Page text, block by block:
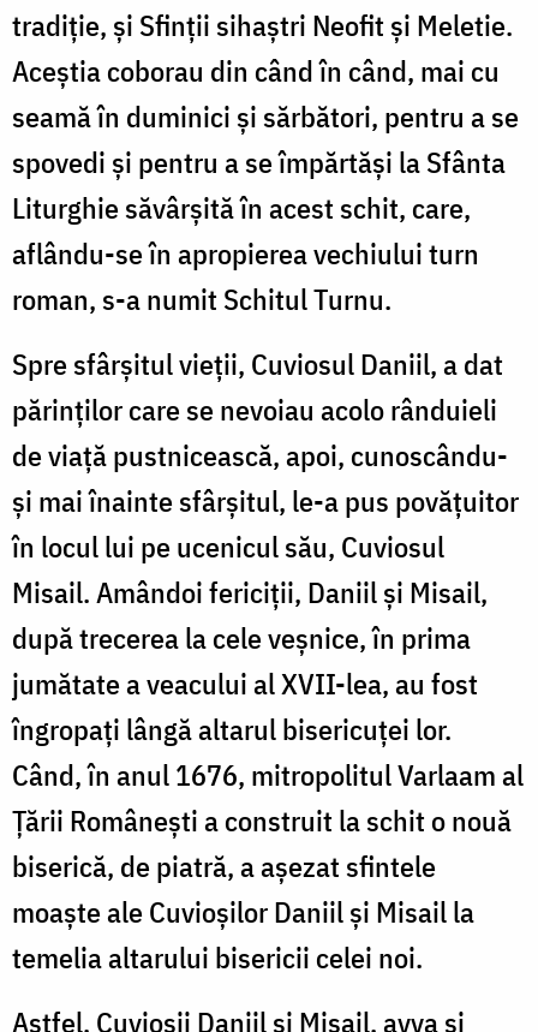
tradiţie, şi Sfinţii sihaştri Neofit şi Meletie.
Aceştia coborau din când în când, mai cu
seamă în duminici şi sărbători, pentru a se
spovedi şi pentru a se împărtăşi la Sfânta
Liturghie săvârşită în acest schit, care,
aflându-se în apropierea vechiului turn
roman, s-a numit Schitul Turnu.
Spre sfârşitul vieţii, Cuviosul Daniil, a dat
părinţilor care se nevoiau acolo rânduieli
de viaţă pustnicească, apoi, cunoscându-
şi mai înainte sfârşitul, le-a pus povăţuitor
în locul lui pe ucenicul său, Cuviosul
Misail. Amândoi fericiţii, Daniil şi Misail,
după trecerea la cele veşnice, în prima
jumătate a veacului al XVII-lea, au fost
îngropaţi lângă altarul bisericuţei lor.
Când, în anul 1676, mitropolitul Varlaam al
Ţării Româneşti a construit la schit o nouă
biserică, de piatră, a aşezat sfintele
moaşte ale Cuvioşilor Daniil şi Misail la
temelia altarului bisericii celei noi.
Astfel, Cuvioşii Daniil şi Misail, avva şi